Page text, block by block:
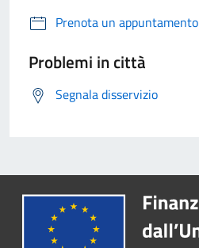
Prenota un appuntamento
Problemi in città
Segnala disservizio